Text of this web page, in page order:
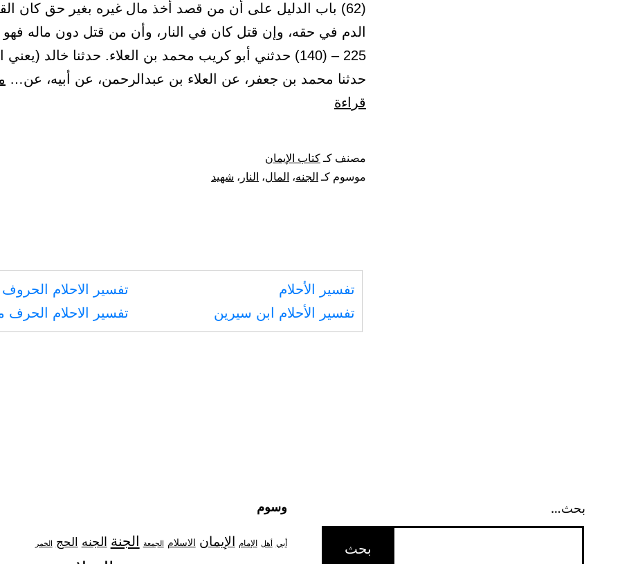
(62) باب الدليل على أن من قصد أخذ مال غيره بغير حق كان
الدم في حقه، وإن قتل كان في النار، وأن من قتل دون ماله
225 – (140) حدثني أبو كريب محمد بن العلاء. حدثنا خالد
حدثنا محمد بن جعفر، عن العلاء بن عبدالرحمن، عن أبيه، عن…
قراءة
أن
مال
غيره
بغير
حق
قتل
مصنف كـ كتاب الإيمان
موسوم كـ الجنه، المال، النار ، شهيد
تفسير الأحلام
تفسير الأحلام ابن سيرين
تفسير الاحلام
تفسير الاحلام
بحث… وسوم
أبي أهل الإمام الإيمان الاسلام الجمعة الجنة الجنه الحج الخمر